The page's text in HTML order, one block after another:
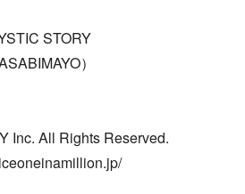
STORY
）
Inc. All Rights Reserved.